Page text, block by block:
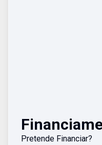
Pretende Financiar?